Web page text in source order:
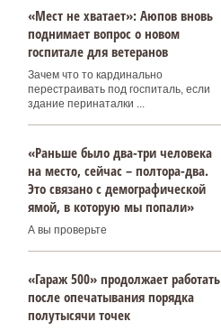
«Мест не хватает»: Аюпов вновь
поднимает вопрос о новом
госпитале для ветеранов
Зачем что то кардинально
перестраивать под госпиталь, если
здание перинаталки ...
«Раньше было два-три человека
на место, сейчас – полтора-два.
Это связано с демографической
ямой, в которую мы попали»
А вы проверьте
«Гараж 500» продолжает работать
после опечатывания порядка
полутысячи точек